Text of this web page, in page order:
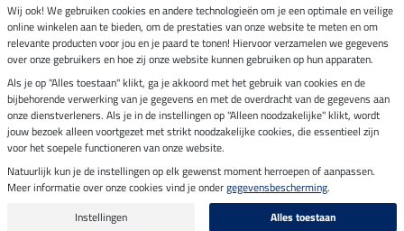
Verzending per
Veilig betalen met
Impressum
Laatste update op 07.08.2026 om 14:39 uur
Alle prijzen in euro's, incl. BTW, excl. verzendkosten.
Wij ook! We gebruiken cookies en andere technologieën om je een optimale en veilige
online winkelen aan te bieden, om de prestaties van onze website te meten en om
relevante producten voor jou en je paard te tonen! Hiervoor verzamelen we gegevens
over onze gebruikers en hoe zij onze website kunnen gebruiken op hun apparaten.
Als je op "Alles toestaan" klikt, ga je akkoord met het gebruik van cookies en de
bijbehorende verwerking van je gegevens en met de overdracht van de gegevens aan
onze dienstverleners. Als je in de instellingen op "Alleen noodzakelijke" klikt, wordt
jouw bezoek alleen voortgezet met strikt noodzakelijke cookies, die essentieel zijn
voor het soepele functioneren van onze website.
Natuurlijk kun je de instellingen op elk gewenst moment herroepen of aanpassen.
Meer informatie over onze cookies vind je ondergegevensbescherming.
Instellingen
Alles toestaan